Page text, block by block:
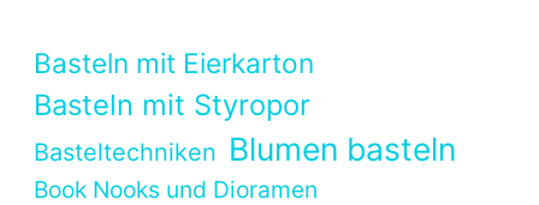
Basteln mit Eierkarton
Basteln mit Styropor
Basteltechniken Blumen basteln
Book Nooks und Dioramen